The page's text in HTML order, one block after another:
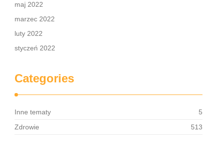
maj 2022
marzec 2022
luty 2022
styczeń 2022
Categories
Inne tematy
5
Zdrowie
513